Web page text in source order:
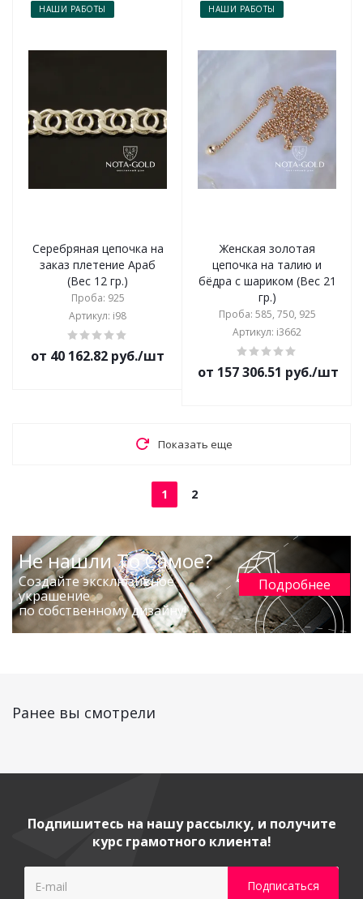
НАШИ РАБОТЫ
Серебряная цепочка на
заказ плетение Араб
(Вес 12 гр.)
Проба: 925
Артикул: i98
от 40 162.82 руб./шт
НАШИ РАБОТЫ
Женская золотая
цепочка на талию и
бёдра с шариком (Вес 21
гр.)
Проба: 585, 750, 925
Артикул: i3662
от 157 306.51 руб./шт
Показать еще
1 2
Не нашли То Самое?
Создайте эксклюзивное
украшение
по собственному дизайну!
Подробнее
Ранее вы смотрели
Подпишитесь на нашу рассылку, и получите
курс грамотного клиента!